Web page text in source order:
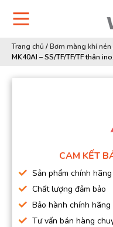
Trang chủ /Bơm màng khí nén
MK40AI – SS/TF/TF/TF thân
CAM KẾT
Sản phẩm chính hãng
Chất lượng đảm bảo
Bảo hành chính hãng
Tư vấn bán hàng